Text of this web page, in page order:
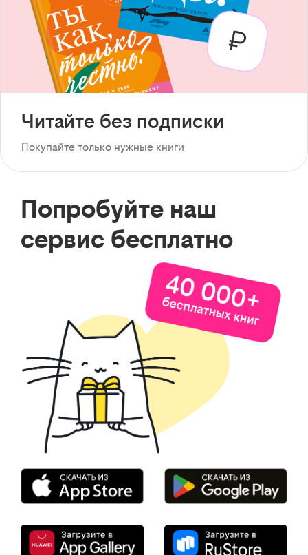
Читайте без подписки
Покупайте только нужные книги
Попробуйте наш
сервис бесплатно